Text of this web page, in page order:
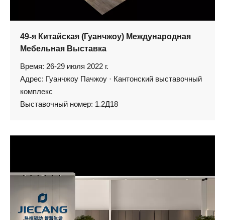
49-я Китайская (Гуанчжоу) Международная
Мебельная Выставка
Время: 26-29 июля 2022 г.
Адрес: Гуанчжоу Пачжоу · Кантонский выставочный
комплекс
Выставочный номер: 1.2Д18